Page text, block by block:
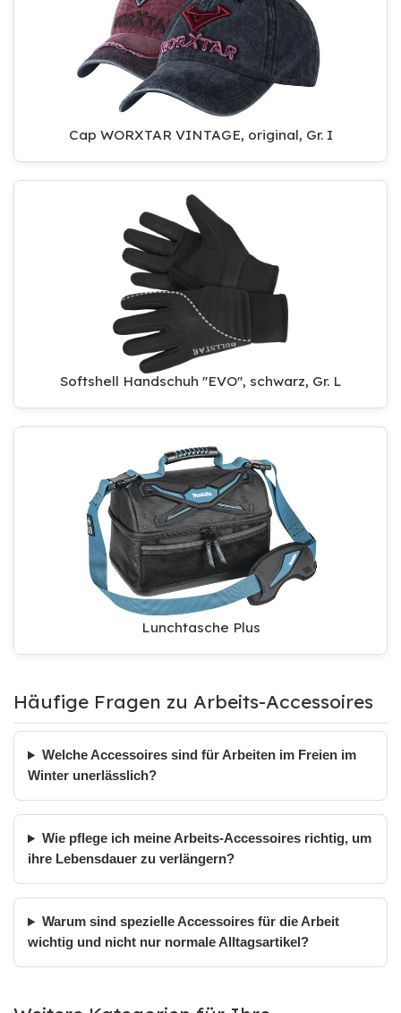
Cap WORXTAR VINTAGE, original, Gr. I
Softshell Handschuh ''EVO'', schwarz, Gr. L
Lunchtasche Plus
Häufige Fragen zu Arbeits-Accessoires
Welche Accessoires sind für Arbeiten im Freien im
Winter unerlässlich?
Wie pflege ich meine Arbeits-Accessoires richtig, um
ihre Lebensdauer zu verlängern?
Warum sind spezielle Accessoires für die Arbeit
wichtig und nicht nur normale Alltagsartikel?